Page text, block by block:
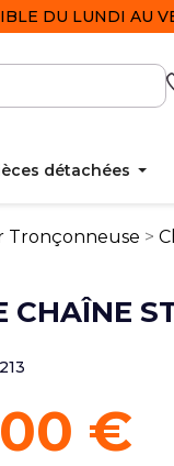
DU LUNDI AU
détachées
Tronçonneuse
CHAÎNE
€